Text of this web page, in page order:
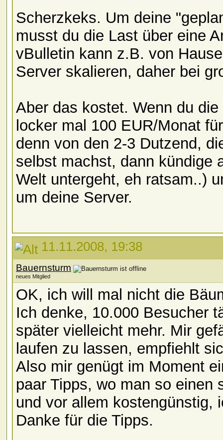
Scherzkeks. Um deine
musst du die Last über eine
vBulletin kann z.B. von
Server skalieren, daher bei
Aber das kostet. Wenn du
locker mal 100 EUR/Monat
denn von den 2-3 Dutzend,
selbst machst, dann kündige
Welt untergeht, eh ratsam..)
um deine Server.
11.11.2008, 19:38
Bauernsturm
neues Mitglied
OK, ich will mal nicht die
Ich denke, 10.000 Besucher
später vielleicht mehr. Mir
laufen zu lassen, empfiehlt
Also mir genügt im Moment
paar Tipps, wo man so einen
und vor allem kostengünstig,
Danke für die Tipps.